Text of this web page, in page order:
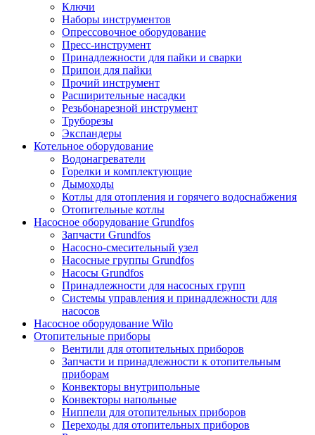
Ключи
Наборы инструментов
Опрессовочное оборудование
Пресс-инструмент
Принадлежности для пайки и сварки
Припои для пайки
Прочий инструмент
Расширительные насадки
Резьбонарезной инструмент
Труборезы
Экспандеры
Котельное оборудование
Водонагреватели
Горелки и комплектующие
Дымоходы
Котлы для отопления и горячего водоснабжения
Отопительные котлы
Насосное оборудование Grundfos
Запчасти Grundfos
Насосно-смесительный узел
Насосные группы Grundfos
Насосы Grundfos
Принадлежности для насосных групп
Системы управления и принадлежности для
насосов
Насосное оборудование Wilo
Отопительные приборы
Вентили для отопительных приборов
Запчасти и принадлежности к отопительным
приборам
Конвекторы внутрипольные
Конвекторы напольные
Ниппели для отопительных приборов
Переходы для отопительных приборов